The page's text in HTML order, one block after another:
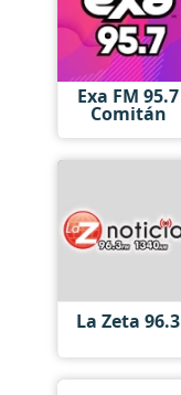
Exa FM 95.7
Comitán
La Zeta 96.3